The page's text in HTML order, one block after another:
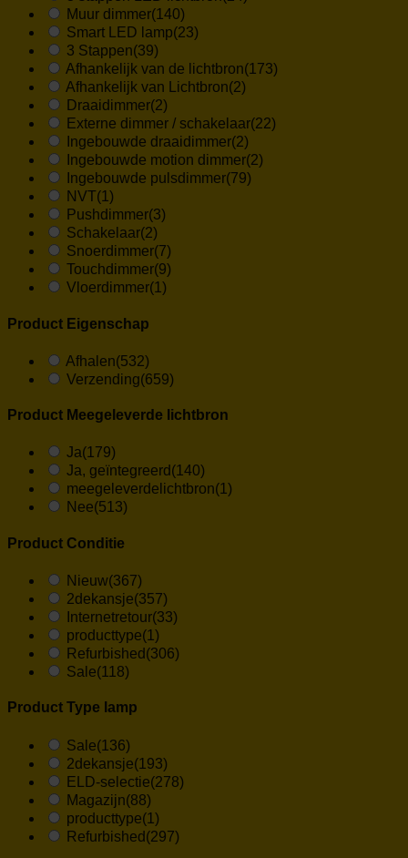
Muur dimmer(140)
Smart LED lamp(23)
3 Stappen(39)
Afhankelijk van de lichtbron(173)
Afhankelijk van Lichtbron(2)
Draaidimmer(2)
Externe dimmer / schakelaar(22)
Ingebouwde draaidimmer(2)
Ingebouwde motion dimmer(2)
Ingebouwde pulsdimmer(79)
NVT(1)
Pushdimmer(3)
Schakelaar(2)
Snoerdimmer(7)
Touchdimmer(9)
Vloerdimmer(1)
Product Eigenschap
Afhalen(532)
Verzending(659)
Product Meegeleverde lichtbron
Ja(179)
Ja, geïntegreerd(140)
meegeleverdelichtbron(1)
Nee(513)
Product Conditie
Nieuw(367)
2dekansje(357)
Internetretour(33)
producttype(1)
Refurbished (306)
Sale(118)
Product Type lamp
Sale(136)
2dekansje(193)
ELD-selectie(278)
Magazijn(88)
producttype(1)
Refurbished (297)